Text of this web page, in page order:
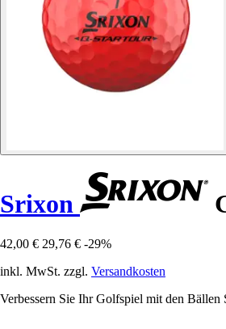
Srixon
42,00 € 29,76 € -29%
inkl. MwSt. zzgl. Versandkosten
Verbessern Sie Ihr Golfspiel mit den